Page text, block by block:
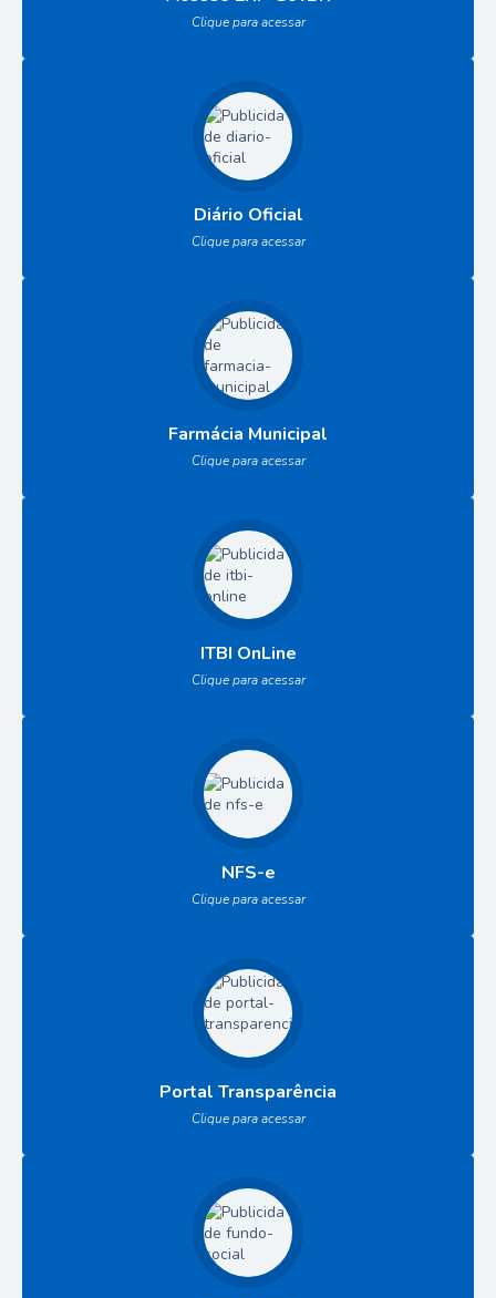
Clique para acessar
Diário Oficial
Clique para acessar
Farmácia Municipal
Clique para acessar
ITBI OnLine
Clique para acessar
NFS-e
Clique para acessar
Portal Transparência
Clique para acessar